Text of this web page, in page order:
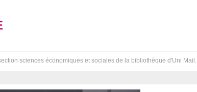
sciences économiques et sociales de la bibliothèque d'Uni Mail.